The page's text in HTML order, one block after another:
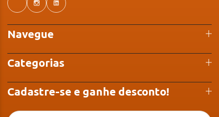
Navegue
Categorias
Cadastre-se e ganhe desconto!